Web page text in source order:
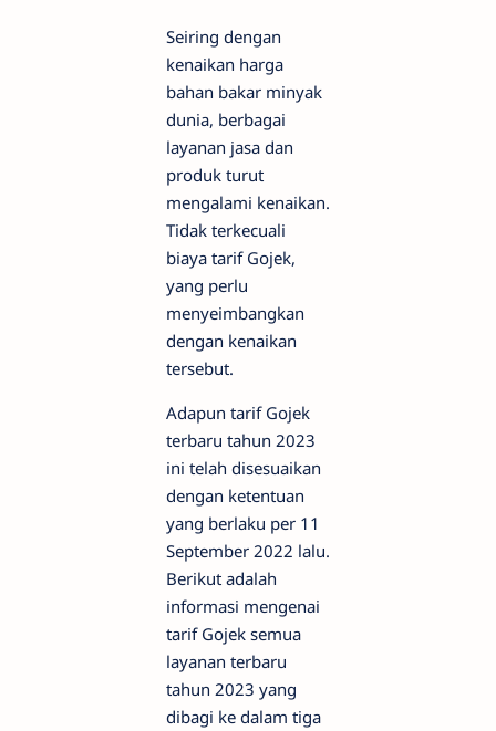
Seiring dengan
kenaikan harga
bahan bakar minyak
dunia, berbagai
layanan jasa dan
produk turut
mengalami kenaikan.
Tidak terkecuali
biaya tarif Gojek,
yang perlu
menyeimbangkan
dengan kenaikan
tersebut.
Adapun tarif Gojek
terbaru tahun 2023
ini telah disesuaikan
dengan ketentuan
yang berlaku per 11
September 2022 lalu.
Berikut adalah
informasi mengenai
tarif Gojek semua
layanan terbaru
tahun 2023 yang
dibagi ke dalam tiga